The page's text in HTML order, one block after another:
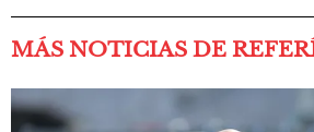
MÁS NOTICIAS DE